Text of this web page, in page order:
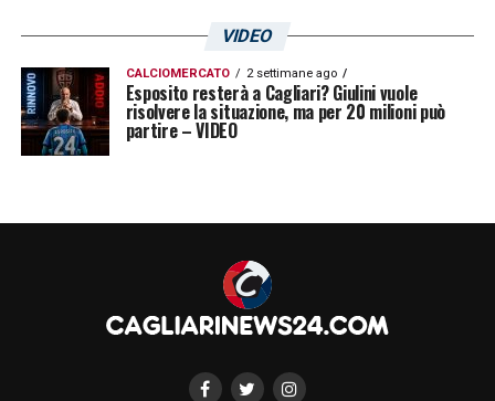
VIDEO
CALCIOMERCATO 2 settimane ago
Esposito resterà a Cagliari? Giulini vuole
risolvere la situazione, ma per 20 milioni può
partire – VIDEO